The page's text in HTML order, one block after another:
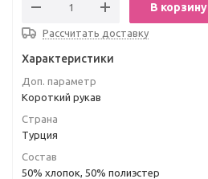
В корзину
Рассчитать доставку
Характеристики
Доп. параметр
Короткий рукав
Страна
Турция
Состав
50% хлопок, 50% полиэстер